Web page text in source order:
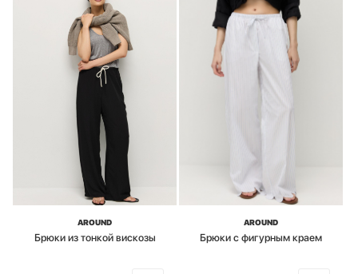
AROUND
Брюки из тонкой вискозы
AROUND
Брюки с фигурным краем